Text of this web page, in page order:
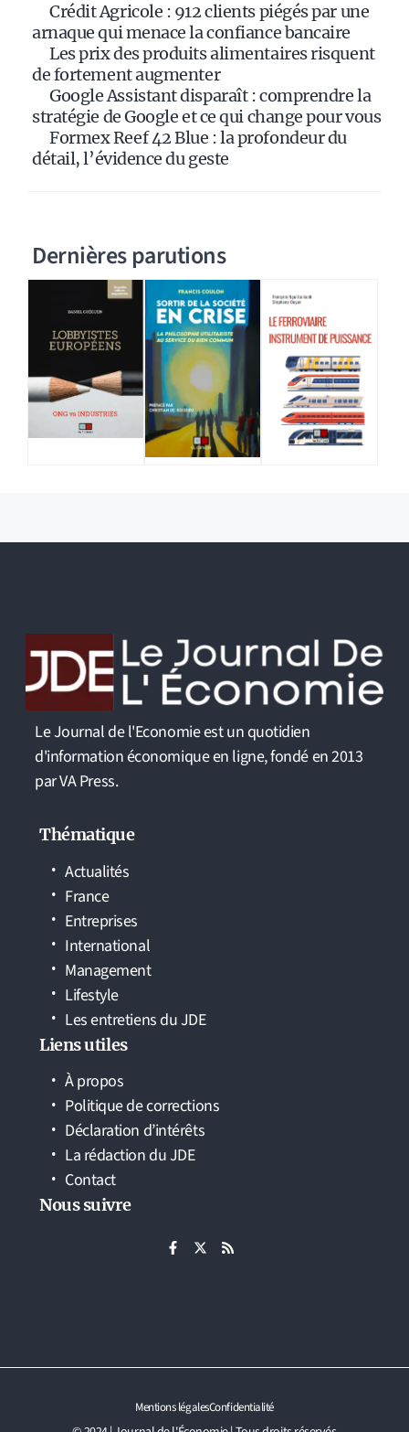
Crédit Agricole : 912 clients piégés par une
arnaque qui menace la confiance bancaire
Les prix des produits alimentaires risquent
de fortement augmenter
Google Assistant disparaît : comprendre la
stratégie de Google et ce qui change pour vous
Formex Reef 42 Blue : la profondeur du
détail, l’évidence du geste
Dernières parutions
Le Journal de l'Economie est un quotidien
d'information économique en ligne, fondé en 2013
par VA Press.
Thématique
Actualités
France
Entreprises
International
Management
Lifestyle
Les entretiens du JDE
Liens utiles
À propos
Politique de corrections
Déclaration d’intérêts
La rédaction du JDE
Contact
Nous suivre
Mentions légalesConfidentialité